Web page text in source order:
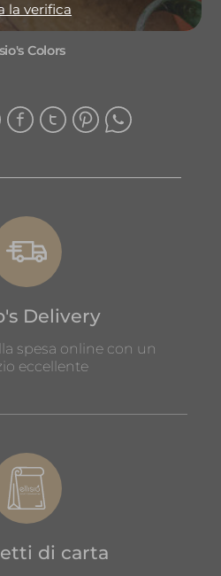
cassette
Colors
Delivery
spesa online con un
eccellente
di carta
la verifica